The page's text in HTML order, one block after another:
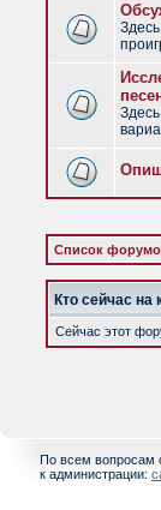
Список
Кто сейчас
Сейчас этот
По всем вопросам
к администрации: